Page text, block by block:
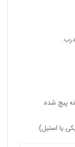
پیچ شده.